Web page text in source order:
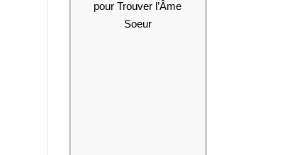
pour Trouver l’Âme
Soeur